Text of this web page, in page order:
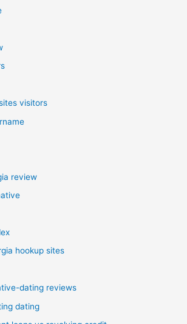
visitors
review
hookup sites
dating reviews
dating